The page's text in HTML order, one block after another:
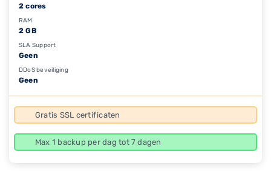
2 cores
RAM
2 GB
SLA Support
Geen
DDoS beveiliging
Geen
Gratis SSL certificaten
Max 1 backup per dag tot 7 dagen